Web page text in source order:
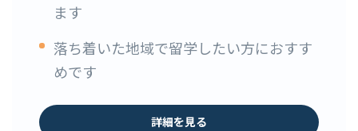
ます
落ち着いた地域で留学したい方におすす
めです
詳細を見る